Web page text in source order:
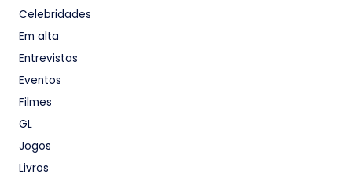
Celebridades
Em alta
Entrevistas
Eventos
Filmes
GL
Jogos
Livros